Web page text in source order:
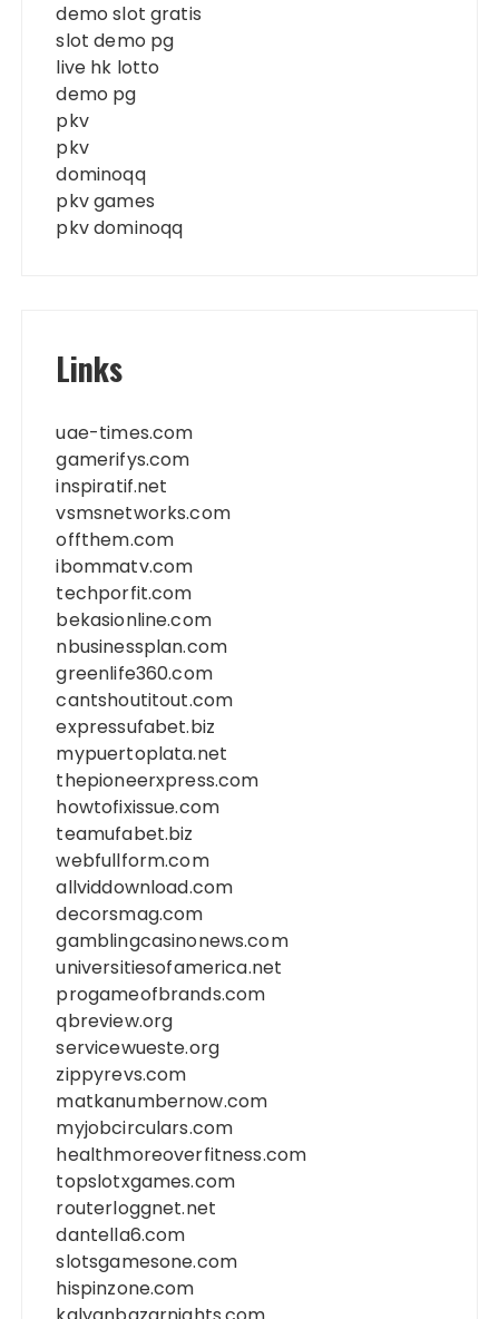
demo slot gratis
slot demo pg
live hk lotto
demo pg
pkv
pkv
dominoqq
pkv games
pkv dominoqq
Links
uae-times.com
gamerifys.com
inspiratif.net
vsmsnetworks.com
offthem.com
ibommatv.com
techporfit.com
bekasionline.com
nbusinessplan.com
greenlife360.com
cantshoutitout.com
expressufabet.biz
mypuertoplata.net
thepioneerxpress.com
howtofixissue.com
teamufabet.biz
webfullform.com
allviddownload.com
decorsmag.com
gamblingcasinonews.com
universitiesofamerica.net
progameofbrands.com
qbreview.org
servicewueste.org
zippyrevs.com
matkanumbernow.com
myjobcirculars.com
healthmoreoverfitness.com
topslotxgames.com
routerloggnet.net
dantella6.com
slotsgamesone.com
hispinzone.com